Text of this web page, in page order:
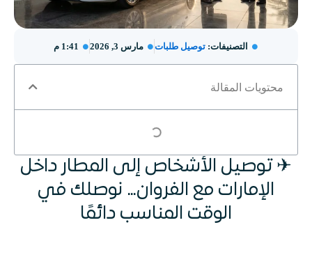
التصنيفات: توصيل طلبات مارس 3, 2026 1:41 م
محتويات المقالة
✈ توصيل الأشخاص إلى المطار داخل
الإمارات مع الفروان… نوصلك في
الوقت المناسب دائمًا